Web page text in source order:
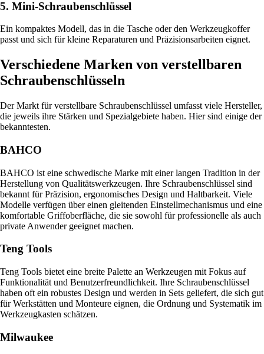
5. Mini-Schraubenschlüssel
Ein kompaktes Modell, das in die Tasche oder den Werkzeugkoffer
passt und sich für kleine Reparaturen und Präzisionsarbeiten eignet.
Verschiedene Marken von verstellbaren
Schraubenschlüsseln
Der Markt für verstellbare Schraubenschlüssel umfasst viele Hersteller,
die jeweils ihre Stärken und Spezialgebiete haben. Hier sind einige der
bekanntesten.
BAHCO
BAHCO ist eine schwedische Marke mit einer langen Tradition in der
Herstellung von Qualitätswerkzeugen. Ihre Schraubenschlüssel sind
bekannt für Präzision, ergonomisches Design und Haltbarkeit. Viele
Modelle verfügen über einen gleitenden Einstellmechanismus und eine
komfortable Griffoberfläche, die sie sowohl für professionelle als auch
private Anwender geeignet machen.
Teng Tools
Teng Tools bietet eine breite Palette an Werkzeugen mit Fokus auf
Funktionalität und Benutzerfreundlichkeit. Ihre Schraubenschlüssel
haben oft ein robustes Design und werden in Sets geliefert, die sich gut
für Werkstätten und Monteure eignen, die Ordnung und Systematik im
Werkzeugkasten schätzen.
Milwaukee